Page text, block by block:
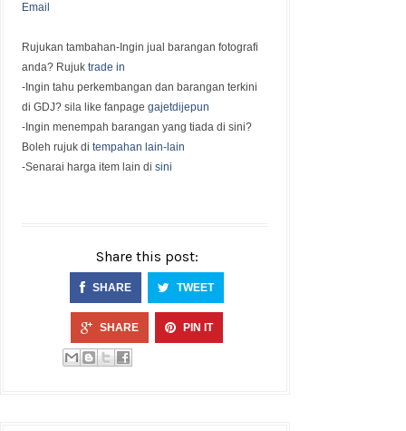
Email
Rujukan tambahan-Ingin jual barangan fotografi
anda? Rujuk trade in
-Ingin tahu perkembangan dan barangan terkini
di GDJ? sila like fanpage gajetdijepun
-Ingin menempah barangan yang tiada di sini?
Boleh rujuk di tempahan lain-lain
-Senarai harga item lain di sini
Share this post:
SHARE TWEET
SHARE PIN IT